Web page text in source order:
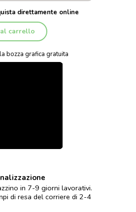
direttamente online
carrello
bozza grafica gratuita
in 7-9 giorni lavorativi.
di resa del corriere di 2-4